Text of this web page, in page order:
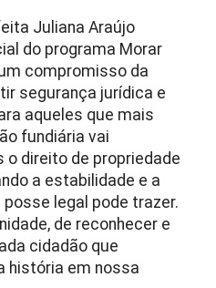
Juliana Araújo
do programa Morar
compromisso da
segurança jurídica e
aqueles que mais
fundiária vai
direito de propriedade
a estabilidade e a
legal pode trazer.
de reconhecer e
cidadão que
história em nossa